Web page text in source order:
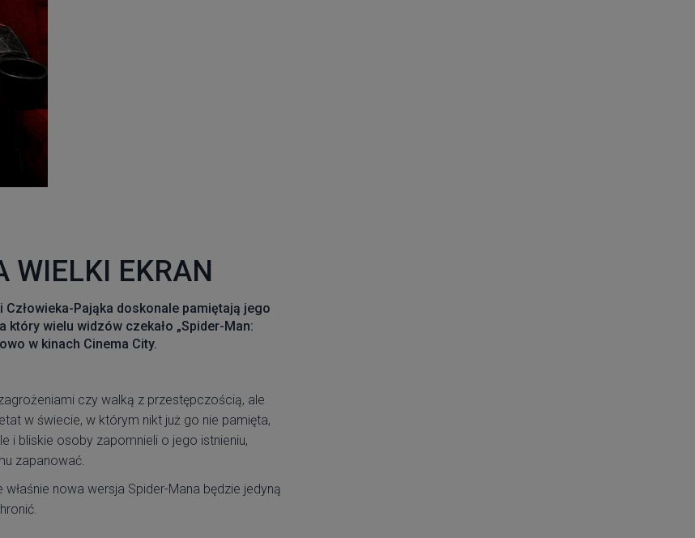
WIELKI EKRAN
Pająka doskonale pamiętają jego
wielu widzów czekało „Spider-Man:
w kinach Cinema City.
czy walką z przestępczością, ale
w świecie, w którym nikt już go nie pamięta,
i bliskie osoby zapomnieli o jego istnieniu,
zapanować.
nowa wersja Spider-Mana będzie jedyną